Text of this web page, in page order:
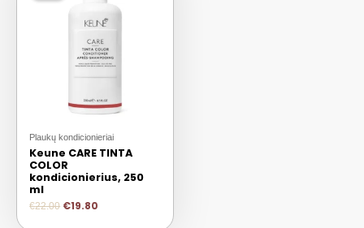
Plaukų kondicionieriai
Keune CARE TINTA
COLOR
kondicionierius, 250
ml
€22.00 €19.80